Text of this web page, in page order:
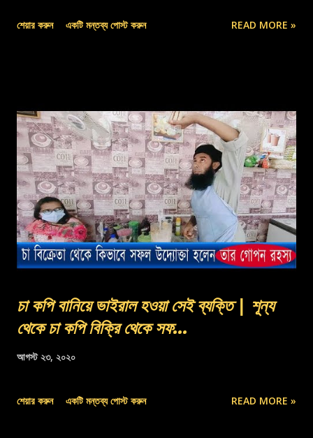
শেয়ার করুন একটি মন্তব্য পোস্ট করুন READ MORE »
চা কপি বানিয়ে ভাইরাল হওয়া সেই ব্যক্তি | শূন্য
থেকে চা কপি বিক্রি থেকে সফ...
আগস্ট ২৩, ২০২০
শেয়ার করুন একটি মন্তব্য পোস্ট করুন READ MORE »